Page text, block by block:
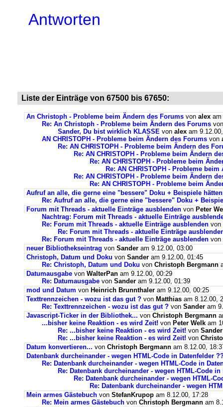
Antworten
Liste der Einträge von 67500 bis 67650:
An Christoph - Probleme beim Ändern des Forums von alex am
Re: An Christoph - Probleme beim Ändern des Forums
Sander, Du bist wirklich KLASSE von alex am
AN CHRISTOPH - Probleme beim Ändern des Forums von
Re: AN CHRISTOPH - Probleme beim Ändern des
Re: AN CHRISTOPH - Probleme beim Ändern
Re: AN CHRISTOPH - Probleme beim
Re: AN CHRISTOPH - Probleme
Re: AN CHRISTOPH - Probleme beim Ändern
Re: AN CHRISTOPH - Probleme beim
Aufruf an alle, die gerne eine "bessere" Doku + Beispiele hätten
Re: Aufruf an alle, die gerne eine "bessere" Doku +
Forum mit Threads - aktuelle Einträge ausblenden von Peter
Nachtrag: Forum mit Threads - aktuelle Einträge
Re: Forum mit Threads - aktuelle Einträge ausblenden von
Re: Forum mit Threads - aktuelle Einträge
Re: Forum mit Threads - aktuelle Einträge ausblenden von
neuer Bibliothekseintrag von Sander am 9.12.00, 03:00
Christoph, Datum und Doku von Sander am 9.12.00, 01:45
Re: Christoph, Datum und Doku von Christoph Bergmann
Datumausgabe von WalterPan am 9.12.00, 00:29
Re: Datumausgabe von Sander am 9.12.00, 01:39
mod und Datum von Heinrich Brunnthaler am 9.12.00, 00:25
Texttrennzeichen - wozu ist das gut ? von Matthias am 8.12.00,
Re: Texttrennzeichen - wozu ist das gut ? von Sander am
Javascript-Ticker in der Bibliothek... von Christoph Bergmann
...bisher keine Reaktion - es wird Zeit! von Peter Welk am
Re: ...bisher keine Reaktion - es wird Zeit! von Sander
Re: ...bisher keine Reaktion - es wird Zeit! von
Datum konvertieren... von Christoph Bergmann am 8.12.00,
Datenbank durcheinander - wegen HTML-Code in Datenfelder
Re: Datenbank durcheinander - wegen HTML-Code in
Re: Datenbank durcheinander - wegen HTML-Code
Re: Datenbank durcheinander - wegen HTML-
Re: Datenbank durcheinander - wegen
Mein armes Gästebuch von StefanKrupop am 8.12.00, 17:28
Re: Mein armes Gästebuch von Christoph Bergmann am